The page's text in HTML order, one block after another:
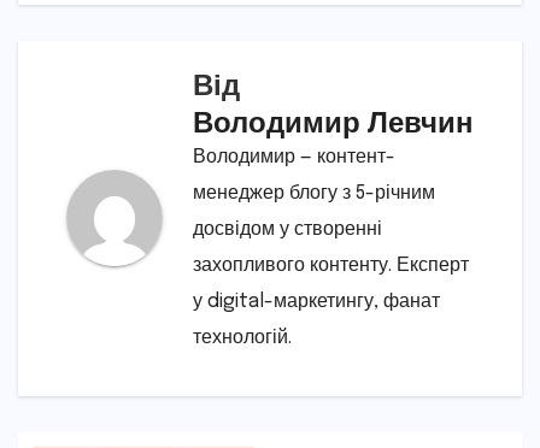
Від
Володимир Левчин
Володимир — контент-
менеджер блогу з 5-річним
досвідом у створенні
захопливого контенту. Експерт
у digital-маркетингу, фанат
технологій.